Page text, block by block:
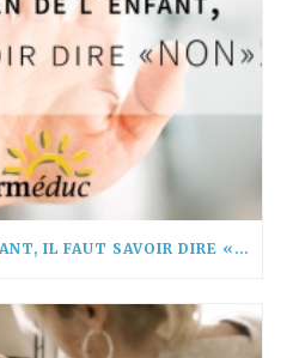
POUR LE BIEN DE L’ENFANT, IL FAUT SAVOIR DIRE « NON! »